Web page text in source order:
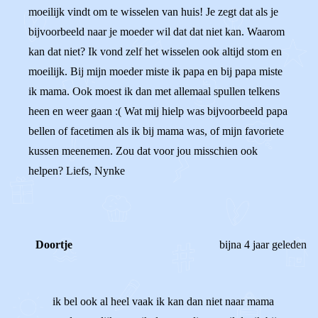
moeilijk vindt om te wisselen van huis! Je zegt dat als je
bijvoorbeeld naar je moeder wil dat dat niet kan. Waarom
kan dat niet? Ik vond zelf het wisselen ook altijd stom en
moeilijk. Bij mijn moeder miste ik papa en bij papa miste
ik mama. Ook moest ik dan met allemaal spullen telkens
heen en weer gaan :( Wat mij hielp was bijvoorbeeld papa
bellen of facetimen als ik bij mama was, of mijn favoriete
kussen meenemen. Zou dat voor jou misschien ook
helpen? Liefs, Nynke
Doortje bijna 4 jaar geleden
ik bel ook al heel vaak ik kan dan niet naar mama